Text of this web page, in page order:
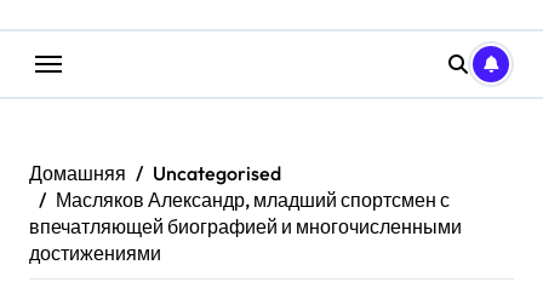
Домашняя
Uncategorised
Масляков Александр, младший спортсмен с
впечатляющей биографией и многочисленными
достижениями